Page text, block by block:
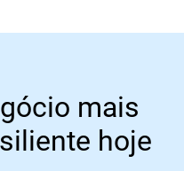
mais
hoje